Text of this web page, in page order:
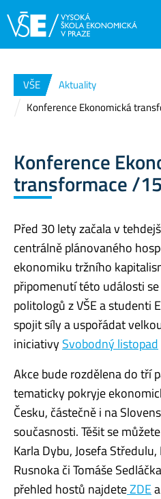
VŠE
Aktuality
Konference Ekonomická
Konference
transformace /
Před 30 lety začala v
centrálně plánovaného
ekonomiku tržního
připomenutí této události
politologů z VŠE a studenti
spojit síly a uspořádat
iniciativySvobodný listopad
Akce bude rozdělena do tří
tematicky pokryje
Česku, částečně i na
současnosti. Těšit se
Karla Dybu, Josefa
Rusnoka či Tomáše
přehled hostů najdeteZDE